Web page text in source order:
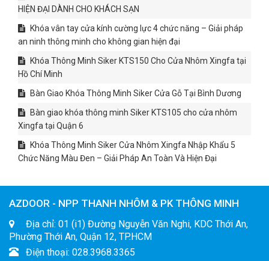
HIỆN ĐẠI DÀNH CHO KHÁCH SẠN
Khóa vân tay cửa kính cường lực 4 chức năng – Giải pháp
an ninh thông minh cho không gian hiện đại
Khóa Thông Minh Siker KTS150 Cho Cửa Nhôm Xingfa tại
Hồ Chí Minh
Bàn Giao Khóa Thông Minh Siker Cửa Gỗ Tại Bình Dương
Bàn giao khóa thông minh Siker KTS105 cho cửa nhôm
Xingfa tại Quận 6
Khóa Thông Minh Siker Cửa Nhôm Xingfa Nhập Khẩu 5
Chức Năng Màu Đen – Giải Pháp An Toàn Và Hiện Đại
AZDOOR - NPP THANH NHÔM & PK THÔNG MINH
Địa chỉ: 01 (i1) Đường Nguyễn Văn Nghi, KDC Thới An,
Phường Thới An, Quận 12, TP.HCM
Điện thoại: 028.3968.3365